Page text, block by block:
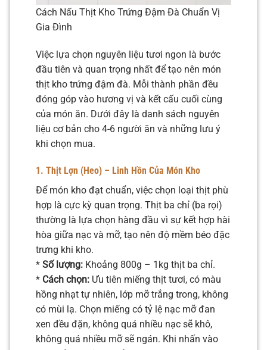
Cách Nấu Thịt Kho Trứng Đậm Đà Chuẩn Vị
Gia Đình
Việc lựa chọn nguyên liệu tươi ngon là bước
đầu tiên và quan trọng nhất để tạo nên món
thịt kho trứng đậm đà. Mỗi thành phần đều
đóng góp vào hương vị và kết cấu cuối cùng
của món ăn. Dưới đây là danh sách nguyên
liệu cơ bản cho 4-6 người ăn và những lưu ý
khi chọn mua.
1. Thịt Lợn (Heo) – Linh Hồn Của Món Kho
Để món kho đạt chuẩn, việc chọn loại thịt phù
hợp là cực kỳ quan trọng. Thịt ba chỉ (ba rọi)
thường là lựa chọn hàng đầu vì sự kết hợp hài
hòa giữa nạc và mỡ, tạo nên độ mềm béo đặc
trưng khi kho.
* Số lượng: Khoảng 800g – 1kg thịt ba chỉ.
* Cách chọn: Ưu tiên miếng thịt tươi, có màu
hồng nhạt tự nhiên, lớp mỡ trắng trong, không
có mùi lạ. Chọn miếng có tỷ lệ nạc mỡ đan
xen đều đặn, không quá nhiều nạc sẽ khô,
không quá nhiều mỡ sẽ ngán. Khi nhấn vào